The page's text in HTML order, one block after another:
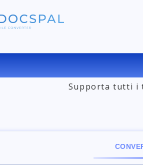
Supporta tutti i